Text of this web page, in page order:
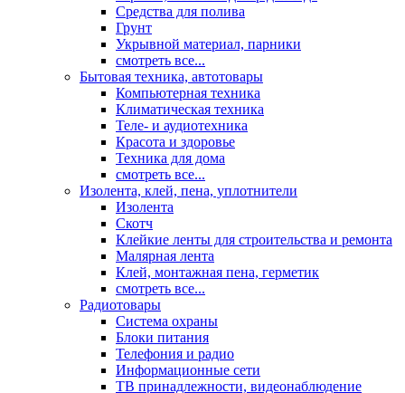
Средства для полива
Грунт
Укрывной материал, парники
смотреть все...
Бытовая техника, автотовары
Компьютерная техника
Климатическая техника
Теле- и аудиотехника
Красота и здоровье
Техника для дома
смотреть все...
Изолента, клей, пена, уплотнители
Изолента
Скотч
Клейкие ленты для строительства и ремонта
Малярная лента
Клей, монтажная пена, герметик
смотреть все...
Радиотовары
Система охраны
Блоки питания
Телефония и радио
Информационные сети
ТВ принадлежности, видеонаблюдение